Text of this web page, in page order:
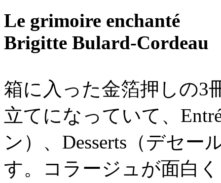
Le grimoire enchanté
Brigitte Bulard-
箱に入った金箔押しの3
立てになっていて、
ン）、Desserts（デセ
す。コラージュが面白